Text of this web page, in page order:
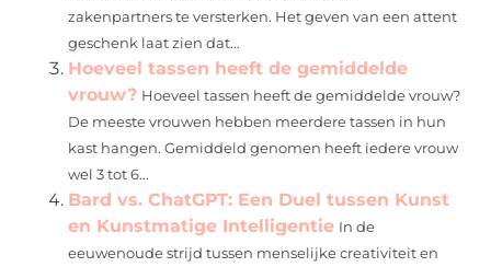
zakenpartners te versterken. Het geven van een attent
geschenk laat zien dat...
Hoeveel tassen heeft de gemiddelde
vrouw? Hoeveel tassen heeft de gemiddelde vrouw?
De meeste vrouwen hebben meerdere tassen in hun
kast hangen. Gemiddeld genomen heeft iedere vrouw
wel 3 tot 6...
Bard vs. ChatGPT: Een Duel tussen Kunst
en Kunstmatige Intelligentie In de
eeuwenoude strijd tussen menselijke creativiteit en